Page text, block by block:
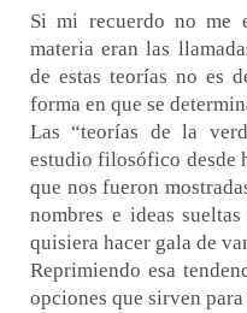
Si mi recuerdo no me
materia eran las
de estas teorías no es
forma en que se
Las “teorías de la
estudio filosófico desde
que nos fueron
nombres e ideas
quisiera hacer gala de
Reprimiendo esa
opciones que sirven